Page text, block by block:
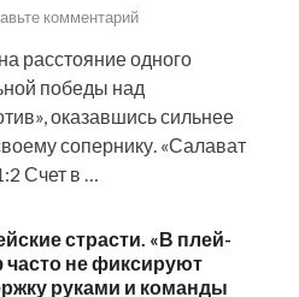
комментарий
расстояние одного
победы над
оказавшись сильнее
сопернику. «Салават
Счет в …
страсти. «В плей-
не фиксируют
руками и команды